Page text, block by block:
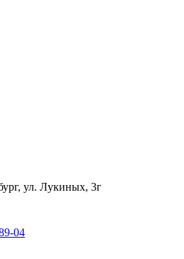
ул. Лукиных, 3г
04